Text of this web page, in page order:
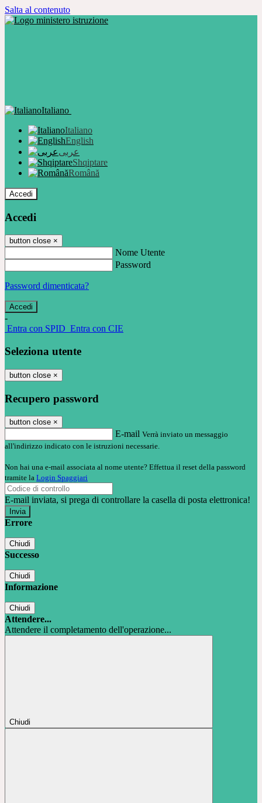
Salta al contenuto
Italiano
Italiano
English
عربى
Shqiptare
Română
Accedi
Accedi
button close ×
Nome Utente
Password
Password dimenticata?
-
Entra con SPID Entra con CIE
Seleziona utente
button close ×
Recupero password
button close ×
E-mail Verrà inviato un messaggio
all'indirizzo indicato con le istruzioni necessarie.
Non hai una e-mail associata al nome utente? Effettua il reset della password
tramite la Login Spaggiari
E-mail inviata, si prega di controllare la casella di posta elettronica!
Errore
Chiudi
Successo
Chiudi
Informazione
Chiudi
Attendere...
Attendere il completamento dell'operazione...
Chiudi